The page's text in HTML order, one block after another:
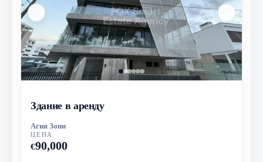
Здание в аренду
Агия Зони
ЦЕНА
€90,000